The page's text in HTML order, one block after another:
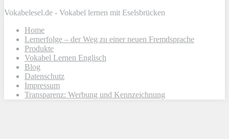
Vokabelesel.de - Vokabel lernen mit Eselsbrücken
Home
Lernerfolge – der Weg zu einer neuen Fremdsprache
Produkte
Vokabel Lernen Englisch
Blog
Datenschutz
Impressum
Transparenz: Werbung und Kennzeichnung